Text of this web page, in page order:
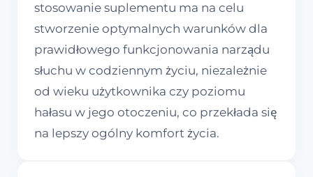
stosowanie suplementu ma na celu
stworzenie optymalnych warunków dla
prawidłowego funkcjonowania narządu
słuchu w codziennym życiu, niezależnie
od wieku użytkownika czy poziomu
hałasu w jego otoczeniu, co przekłada się
na lepszy ogólny komfort życia.